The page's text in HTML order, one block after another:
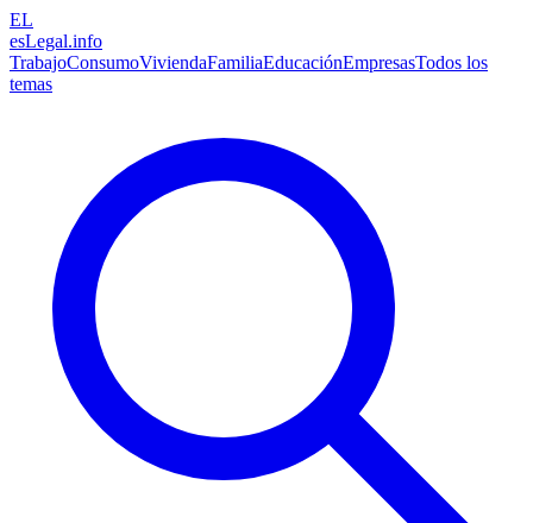
EL
esLegal.info
TrabajoConsumoViviendaFamiliaEducaciónEmpresasTodos los
temas